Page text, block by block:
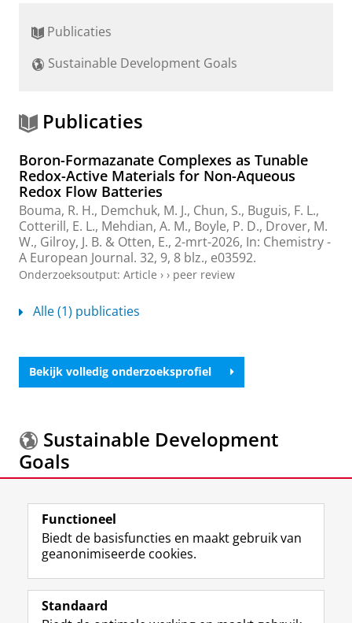
r
h
r
t
l
Publicaties
Sustainable Development Goals
Publicaties
Boron-Formazanate Complexes as Tunable
Redox-Active Materials for Non-Aqueous
Redox Flow Batteries
Bouma, R. H., Demchuk, M. J., Chun, S., Buguis, F. L.,
Cotterill, E. L., Mehdian, A. M., Boyle, P. D., Drover, M.
W., Gilroy, J. B. & Otten, E., 2-mrt-2026, In: Chemistry -
A European Journal. 32, 9, 8 blz., e03592.
Onderzoeksoutput: Article › › peer review
Alle (1) publicaties
Bekijk volledig onderzoeksprofiel
Sustainable Development
Goals
Meer informatie over deSustainable Development
Goals.
Volg de RUG
F
a
L
i
R
S
I
n
Y
o
Functioneel
Biedt de basisfuncties en maakt gebruik van
geanonimiseerde cookies.
Standaard